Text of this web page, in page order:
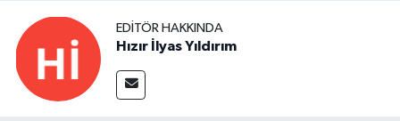
EDITÖR HAKKINDA
Hızır İlyas Yıldırım